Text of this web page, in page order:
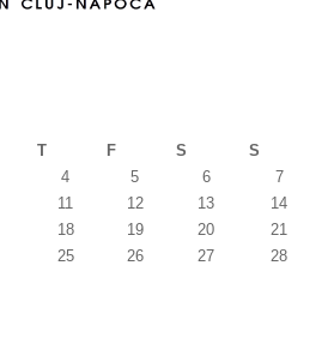
T F S
S
4 5 6
7
11 12 13
14
18 19 20
21
25 26 27
28